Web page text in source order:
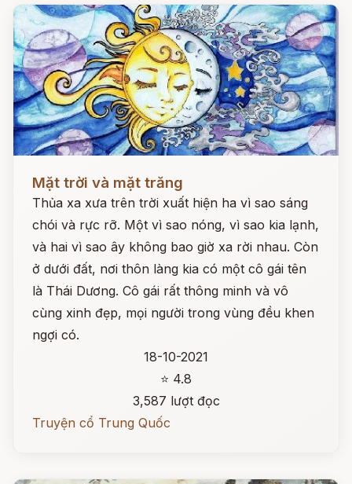
Mặt trời và mặt trăng
Thủa xa xưa trên trời xuất hiện ha vì sao sáng
chói và rực rỡ. Một vì sao nóng, vì sao kia lạnh,
và hai vì sao ây không bao giờ xa rời nhau. Còn
ở dưới đất, nơi thôn làng kia có một cô gái tên
là Thái Dương. Cô gái rất thông minh và vô
cùng xinh đẹp, mọi người trong vùng đều khen
ngợi có.
18-10-2021
⭐ 4.8
3,587 lượt đọc
Truyện cổ Trung Quốc